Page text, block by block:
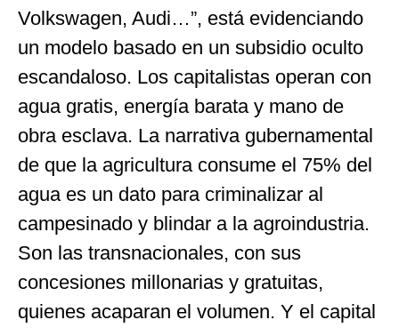
Volkswagen, Audi…”, está evidenciando
un modelo basado en un subsidio oculto
escandaloso. Los capitalistas operan con
agua gratis, energía barata y mano de
obra esclava. La narrativa gubernamental
de que la agricultura consume el 75% del
agua es un dato para criminalizar al
campesinado y blindar a la agroindustria.
Son las transnacionales, con sus
concesiones millonarias y gratuitas,
quienes acaparan el volumen. Y el capital